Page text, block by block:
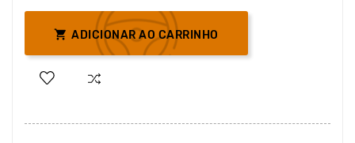
 ADICIONAR AO CARRINHO